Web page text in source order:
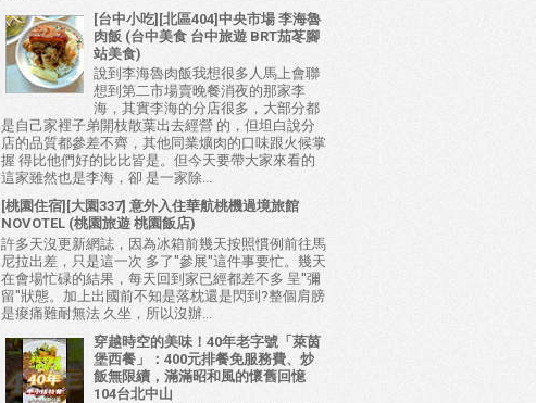
[台中小吃][北區404]中央市場 李海魯
肉飯 (台中美食 台中旅遊 BRT茄苳腳
站美食)
說到李海魯肉飯我想很多人馬上會聯
想到第二市場賣晚餐消夜的那家李
海，其實李海的分店很多，大部分都
是自己家裡子弟開枝散葉出去經營 的，但坦白說分
店的品質都參差不齊，其他同業爌肉的口味跟火候掌
握 得比他們好的比比皆是。但今天要帶大家來看的
這家雖然也是李海，卻 是一家除...
[桃園住宿][大園337] 意外入住華航桃機過境旅館
NOVOTEL (桃園旅遊 桃園飯店)
許多天沒更新網誌，因為冰箱前幾天按照慣例前往馬
尼拉出差，只是這一次 多了"參展"這件事要忙。幾天
在會場忙碌的結果，每天回到家已經都差不多 呈"彌
留"狀態。加上出國前不知是落枕還是閃到?整個肩膀
是痠痛難耐無法 久坐，所以沒辦...
穿越時空的美味！40年老字號「萊茵
堡西餐」：400元排餐免服務費、炒
飯無限續，滿滿昭和風的懷舊回憶
104台北中山